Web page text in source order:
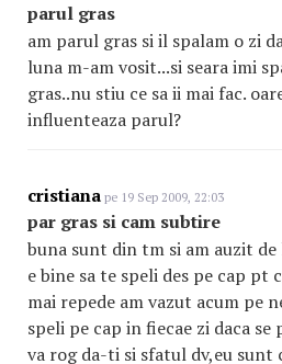
parul gras
am parul gras si il spalam o zi
luna m-am vosit...si seara imi
gras..nu stiu ce sa ii mai fac.
influenteaza parul?
cristiana pe 19 Sep 2009, 22:03
par gras si cam subtire
buna sunt din tm si am auzit
e bine sa te speli des pe cap pt
mai repede am vazut acum pe
speli pe cap in fiecae zi daca
va rog da-ti si sfatul dv,eu sunt